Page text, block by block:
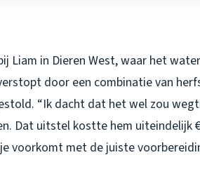
Liam in Dieren West, waar het
door een combinatie van
“Ik dacht dat het wel zou
Dat uitstel kostte hem uiteindelijk
voorkomt met de juiste